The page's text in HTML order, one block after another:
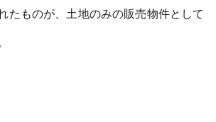
たものが、土地のみの販売物件として